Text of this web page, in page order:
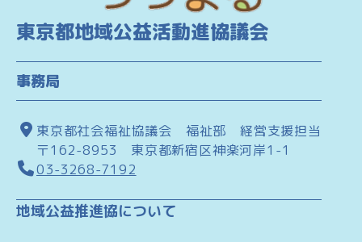
東京都地域公益活動進協議会
事務局
東京都社会福祉協議会 福祉部 経営支援担当
〒162-8953 東京都新宿区神楽河岸1-1
03-3268-7192
地域公益推進協について